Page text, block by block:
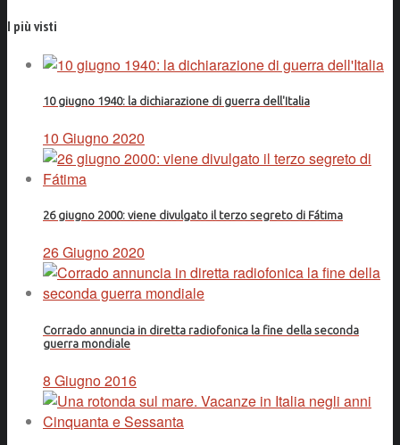
I più visti
10 giugno 1940: la dichiarazione di guerra dell'Italia
10 Giugno 2020
26 giugno 2000: viene divulgato il terzo segreto di Fátima
26 Giugno 2020
Corrado annuncia in diretta radiofonica la fine della seconda
guerra mondiale
8 Giugno 2016